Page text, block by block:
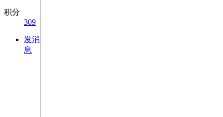
积分
309
发消
息